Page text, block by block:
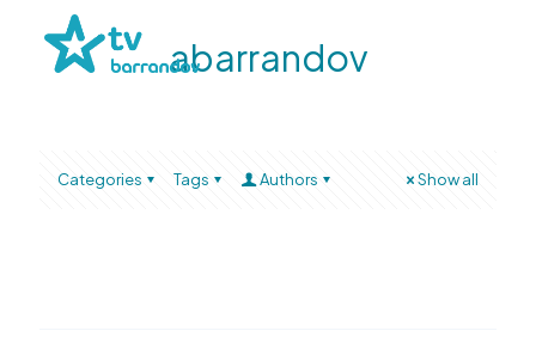
abarrandov
Categories Tags Authors Show all